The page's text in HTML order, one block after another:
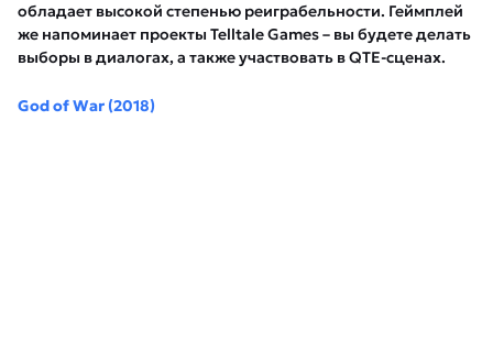
обладает высокой степенью реиграбельности. Геймплей
же напоминает проекты Telltale Games – вы будете делать
выборы в диалогах, а также участвовать в QTE-сценах.
God of War (2018)